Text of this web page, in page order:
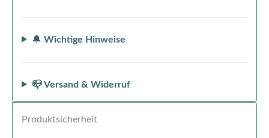
🔔 Wichtige Hinweise
📪 Versand & Widerruf
Produktsicherheit